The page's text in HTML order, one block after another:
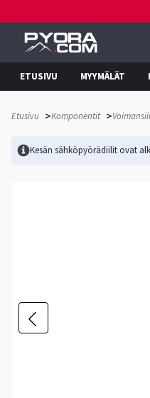
ETUSIVU MYYMÄLÄT
Etusivu >Komponentit >
Kesän sähköpyörädiilit ovat